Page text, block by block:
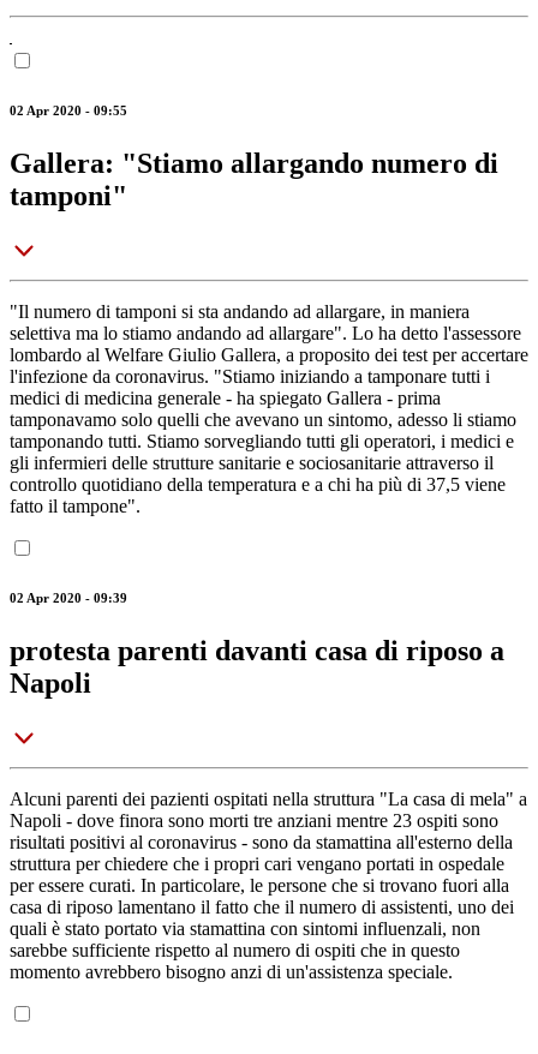
02 Apr 2020 - 09:55
Gallera: "Stiamo allargando numero di
tamponi"
"Il numero di tamponi si sta andando ad allargare, in maniera
selettiva ma lo stiamo andando ad allargare". Lo ha detto l'assessore
lombardo al Welfare Giulio Gallera, a proposito dei test per accertare
l'infezione da coronavirus. "Stiamo iniziando a tamponare tutti i
medici di medicina generale - ha spiegato Gallera - prima
tamponavamo solo quelli che avevano un sintomo, adesso li stiamo
tamponando tutti. Stiamo sorvegliando tutti gli operatori, i medici e
gli infermieri delle strutture sanitarie e sociosanitarie attraverso il
controllo quotidiano della temperatura e a chi ha più di 37,5 viene
fatto il tampone".
02 Apr 2020 - 09:39
protesta parenti davanti casa di riposo a
Napoli
Alcuni parenti dei pazienti ospitati nella struttura "La casa di mela" a
Napoli - dove finora sono morti tre anziani mentre 23 ospiti sono
risultati positivi al coronavirus - sono da stamattina all'esterno della
struttura per chiedere che i propri cari vengano portati in ospedale
per essere curati. In particolare, le persone che si trovano fuori alla
casa di riposo lamentano il fatto che il numero di assistenti, uno dei
quali è stato portato via stamattina con sintomi influenzali, non
sarebbe sufficiente rispetto al numero di ospiti che in questo
momento avrebbero bisogno anzi di un'assistenza speciale.